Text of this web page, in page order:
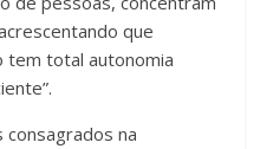
que
tem total autonomia
consagrados na